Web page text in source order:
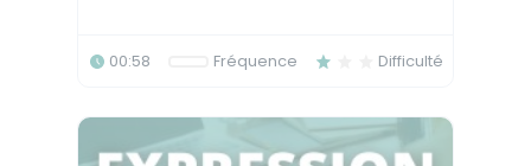
00:58 Fréquence Difficulté